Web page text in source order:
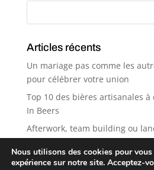
Articles récents
Un mariage pas comme les
pour célébrer votre union
Top 10 des bières artisanales à
In Beers
Afterwork, team building ou
5 bonnes raisons de privatiser
Nous utilisons des cookies pour
expérience sur notre site. Acceptez-